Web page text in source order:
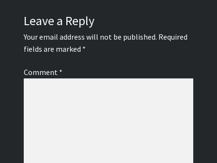
Leave a Reply
Your email address will not be published. Required
fields are marked *
Comment *